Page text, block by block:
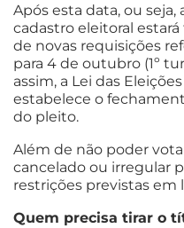
Após esta data, ou seja,
cadastro eleitoral
de novas requisições
para 4 de outubro (1º
assim, a Lei das
estabelece o
do pleito.
Além de não poder
cancelado ou irregular
restrições previstas em
Quem precisa tirar o